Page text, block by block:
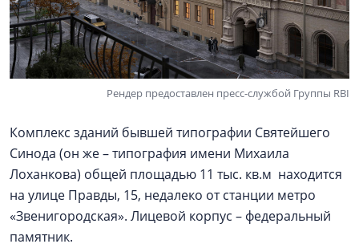
Рендер предоставлен пресс-службой Группы RBI
Комплекс зданий бывшей типографии Святейшего
Синода (он же – типография имени Михаила
Лоханкова) общей площадью 11 тыс. кв.м находится
на улице Правды, 15, недалеко от станции метро
«Звенигородская». Лицевой корпус – федеральный
памятник.